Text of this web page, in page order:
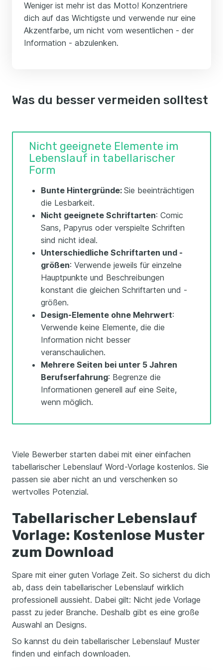
Weniger ist mehr ist das Motto! Konzentriere
dich auf das Wichtigste und verwende nur eine
Akzentfarbe, um nicht vom wesentlichen - der
Information - abzulenken.
Was du besser vermeiden solltest
Nicht geeignete Elemente im
Lebenslauf in tabellarischer
Form
Bunte Hintergründe: Sie beeinträchtigen
die Lesbarkeit.
Nicht geeignete Schriftarten: Comic
Sans, Papyrus oder verspielte Schriften
sind nicht ideal.
Unterschiedliche Schriftarten und -
größen: Verwende jeweils für einzelne
Hauptpunkte und Beschreibungen
konstant die gleichen Schriftarten und -
größen.
Design-Elemente ohne Mehrwert:
Verwende keine Elemente, die die
Information nicht besser
veranschaulichen.
Mehrere Seiten bei unter 5 Jahren
Berufserfahrung: Begrenze die
Informationen generell auf eine Seite,
wenn möglich.
Viele Bewerber starten dabei mit einer einfachen
tabellarischer Lebenslauf Word-Vorlage kostenlos. Sie
passen sie aber nicht an und verschenken so
wertvolles Potenzial.
Tabellarischer Lebenslauf
Vorlage: Kostenlose Muster
zum Download
Spare mit einer guten Vorlage Zeit. So sicherst du dich
ab, dass dein tabellarischer Lebenslauf wirklich
professionell aussieht. Dabei gilt: Nicht jede Vorlage
passt zu jeder Branche. Deshalb gibt es eine große
Auswahl an Designs.
So kannst du dein tabellarischer Lebenslauf Muster
finden und einfach downloaden.